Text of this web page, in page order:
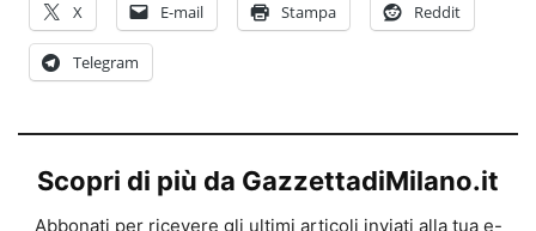
X E-mail Stampa Reddit
Telegram
Scopri di più da GazzettadiMilano.it
Abbonati per ricevere gli ultimi articoli inviati alla tua e-